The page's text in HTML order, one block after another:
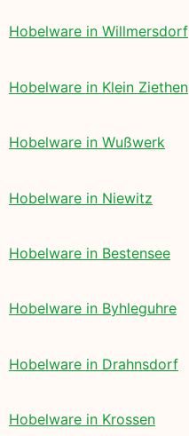
Hobelware in Willmersdorf
Hobelware in Klein Ziethen
Hobelware in Wußwerk
Hobelware in Niewitz
Hobelware in Bestensee
Hobelware in Byhleguhre
Hobelware in Drahnsdorf
Hobelware in Krossen